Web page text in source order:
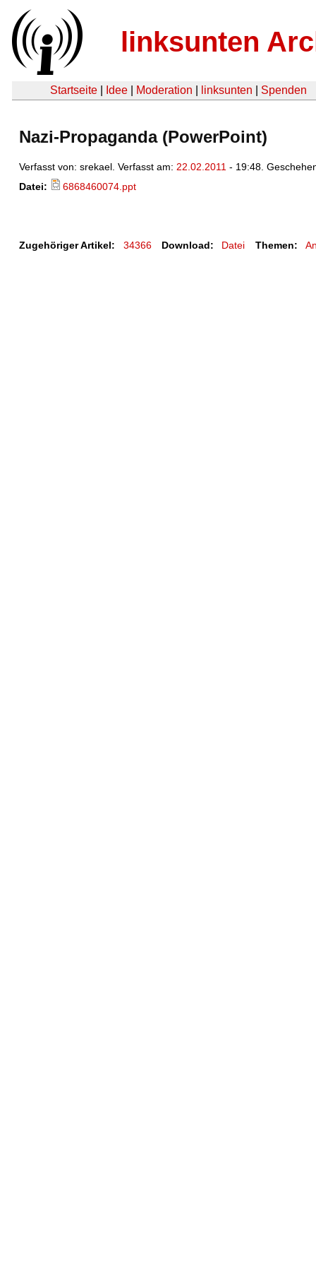
linksunten
Startseite Idee Moderation linksunten Spenden
Nazi-Propaganda (PowerPoint)
Verfasst von: srekael. Verfasst am: 22.02.2011 - 19:48.
Datei:
6868460074.ppt
Zugehöriger Artikel: 34366 Download: Datei Themen: